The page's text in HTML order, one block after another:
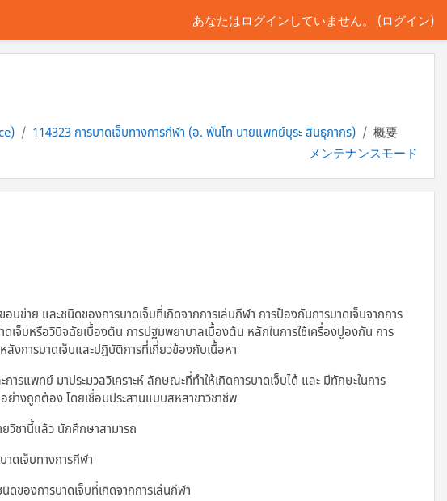
あなたはログインしていません。 (ログイン)
114323 การบาดเจ็บทางการกีฬา (อ. พันโท นายแพทย์บุระ สินธุภากร)
概要
メンテナンスモード
อบข่าย และชนิดของการบาดเจ็บที่เกิดจากการเล่นกีฬา การป้องกันการบาดเจ็บจากการ
ดเจ็บหรือวินิจฉัยเบื้องต้น การปฐมพยาบาลเบื้องต้น หลักในการใช้เครื่องปูองกัน การ
งการบาดเจ็บและปฏิบัติการที่เกี่ยวข้องกับเนื้อหา
ารแพทย์ มาประมวลวิเคราะห์ ลักษณะที่ทำให้เกิดการบาดเจ็บได้ และ มีทักษะในการ
ย่างถูกต้อง โดยเชื่อมประสานแบบสหสาขาวิชาชีพ
ยวิชานี้แล้ว นักศึกษาสามารถ
าดเจ็บทางการกีฬา
ดของการบาดเจ็บที่เกิดจากการเล่นกีฬา